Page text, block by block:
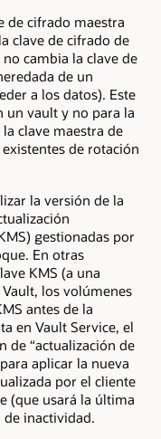
de cifrado maestra
clave de cifrado de
cambia la clave de
de un
a los datos). Este
un vault y no para la
clave maestra de
de rotación
la versión de la
gestionadas por
En otras
KMS (a una
los volúmenes
antes de la
en Vault Service, el
de “actualización de
aplicar la nueva
por el cliente
(que usará la última
inactividad.